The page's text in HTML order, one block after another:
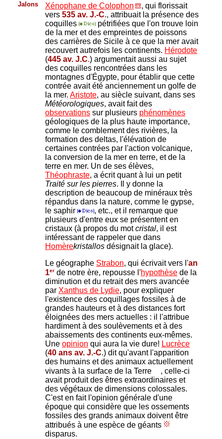
Jalons Xénophane de Colophon
, qui florissait
vers 535 av. J.-C., attribuait la présence des
coquilles
pétrifiées que l'on trouve loin
de la mer et des empreintes de poissons
des carrières de Sicile à ce que la mer avait
recouvert autrefois les continents. Hérodote
(445 av. J.C.) argumentait aussi au sujet
des coquilles rencontrées dans les
montagnes d'Égypte, pour établir que cette
contrée avait été anciennement un golfe de
la mer. Aristote, au siècle suivant, dans ses
Météorologiques, avait fait des
observations sur plusieurs phénomènes
géologiques de la plus haute importance,
comme le comblement des rivières, la
formation des deltas, l'élévation de
certaines contrées par l'action volcanique,
la conversion de la mer en terre, et de la
terre en mer. Un de ses élèves,
Théophraste, a écrit quant à lui un petit
Traité sur les pierres. Il y donne la
description de beaucoup de minéraux très
répandus dans la nature, comme le gypse,
le saphir
, etc., et il remarque que
plusieurs d'entre eux se présentent en
cristaux (à propos du motcristal, il est
intéressant de rappeler que dans
Homèrekristallos désignait la glace).
Le géographe Strabon, qui écrivait vers l'an
1er de notre ère, repousse l'hypothèse de la
diminution et du retrait des mers avancée
par Xanthus de Lydie, pour expliquer
l'existence des coquillages fossiles à de
grandes hauteurs et à des distances fort
éloignées des mers actuelles : il l'attribue
hardiment à des soulèvements et à des
abaissements des continents eux-mêmes.
Une opinion qui aura la vie dure! Lucrèce
(40 ans av. J.-C.) dit qu'avant l'apparition
des humains et des animaux actuellement
vivants à la surface de la Terre
, celle-ci
avait produit des êtres extraordinaires et
des végétaux de dimensions colossales.
C'est en fait l'opinion générale d'une
époque qui considère que l es ossements
fossiles des grands animaux doivent être
attribués à une espèce de géants
disparus.